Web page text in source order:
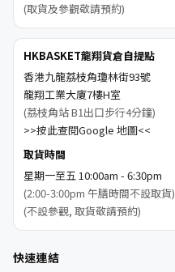
(取貨及參觀敬請預約)
HKBASKET龍翔貨倉自提點
香港九龍荔枝角瓊林街93號
龍翔工業大廈7樓H室
(荔枝角站 B1出口步行4分鐘)
>>按此查閱Google 地圖<<
取貨時間
星期一至五 10:00am - 6:30pm
(2:00-3:00pm 午膳時間不設取貨)
(不設參觀, 取貨敬請預約)
快速連結